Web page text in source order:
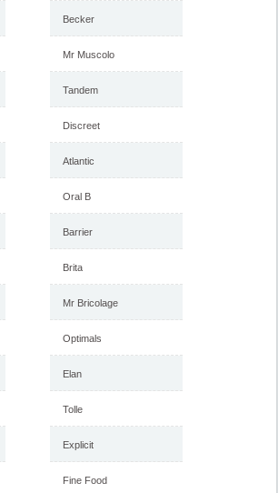
Becker
Mr Muscolo
Tandem
Discreet
Atlantic
Oral B
Barrier
Brita
Mr Bricolage
Optimals
Elan
Tolle
Explicit
Fine Food